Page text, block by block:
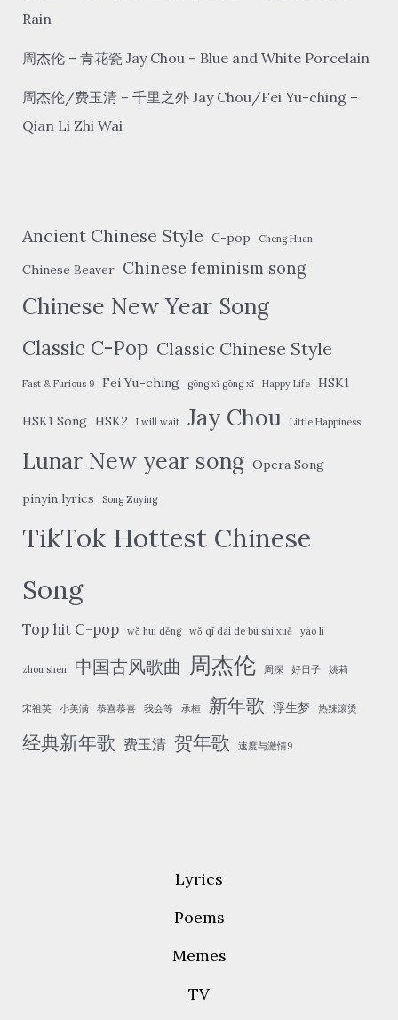
Rain
周杰伦 – 青花瓷 Jay Chou – Blue and White Porcelain
周杰伦/费玉清 – 千里之外 Jay Chou/Fei Yu-ching –
Qian Li Zhi Wai
Ancient Chinese Style C-pop Cheng Huan
Chinese Beaver Chinese feminism song
Chinese New Year Song
Classic C-Pop Classic Chinese Style
Fast & Furious 9 Fei Yu-ching gōng xǐ gōng xǐ Happy Life HSK1
HSK1 Song HSK2 I will wait Jay Chou Little Happiness
Lunar New year song Opera Song
pinyin lyrics Song Zuying
TikTok Hottest Chinese
Song
Top hit C-pop wǒ huì děng wǒ qī dài de bù shì xuě yáo lì
zhou shen 中国古风歌曲 周杰伦 周深 好日子 姚莉
宋祖英 小美满 恭喜恭喜 我会等 承桓 新年歌 浮生梦 热辣滚烫
经典新年歌 费玉清 贺年歌 速度与激情9
Lyrics
Poems
Memes
TV